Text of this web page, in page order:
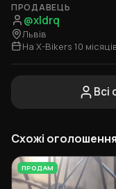
ПРОДАВЕЦЬ
@xldrq
Львів
На X-Bikers 10
Схожі оголошення
ПРОДАМ